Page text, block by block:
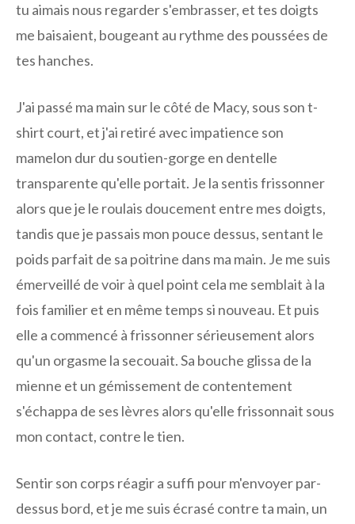
tu aimais nous regarder s'embrasser, et tes doigts
me baisaient, bougeant au rythme des poussées de
tes hanches.
J'ai passé ma main sur le côté de Macy, sous son t-
shirt court, et j'ai retiré avec impatience son
mamelon dur du soutien-gorge en dentelle
transparente qu'elle portait. Je la sentis frissonner
alors que je le roulais doucement entre mes doigts,
tandis que je passais mon pouce dessus, sentant le
poids parfait de sa poitrine dans ma main. Je me suis
émerveillé de voir à quel point cela me semblait à la
fois familier et en même temps si nouveau. Et puis
elle a commencé à frissonner sérieusement alors
qu'un orgasme la secouait. Sa bouche glissa de la
mienne et un gémissement de contentement
s'échappa de ses lèvres alors qu'elle frissonnait sous
mon contact, contre le tien.
Sentir son corps réagir a suffi pour m'envoyer par-
dessus bord, et je me suis écrasé contre ta main, un